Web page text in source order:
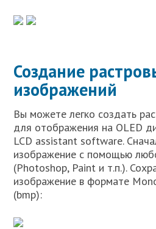
Создание
изображений
Вы можете легко создать
для отображения на OLED
LCD assistant software.
изображение с помощью
(Photoshop, Paint и т.п.).
изображение в формате
(bmp):